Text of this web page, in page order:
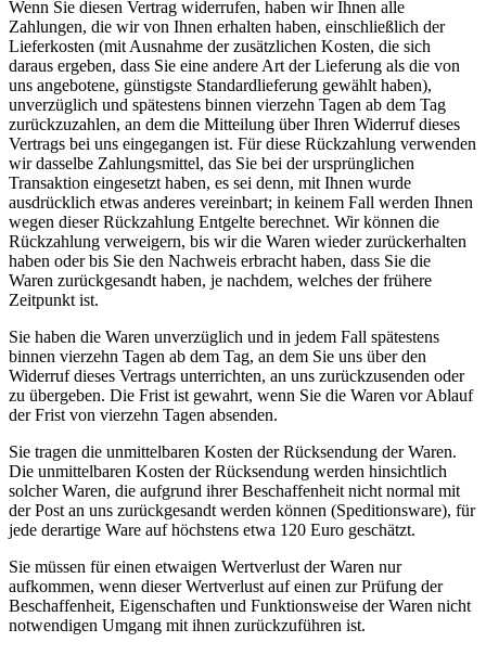
Wenn Sie diesen Vertrag widerrufen, haben wir Ihnen alle
Zahlungen, die wir von Ihnen erhalten haben, einschließlich der
Lieferkosten (mit Ausnahme der zusätzlichen Kosten, die sich
daraus ergeben, dass Sie eine andere Art der Lieferung als die von
uns angebotene, günstigste Standardlieferung gewählt haben),
unverzüglich und spätestens binnen vierzehn Tagen ab dem Tag
zurückzuzahlen, an dem die Mitteilung über Ihren Widerruf dieses
Vertrags bei uns eingegangen ist. Für diese Rückzahlung verwenden
wir dasselbe Zahlungsmittel, das Sie bei der ursprünglichen
Transaktion eingesetzt haben, es sei denn, mit Ihnen wurde
ausdrücklich etwas anderes vereinbart; in keinem Fall werden Ihnen
wegen dieser Rückzahlung Entgelte berechnet. Wir können die
Rückzahlung verweigern, bis wir die Waren wieder zurückerhalten
haben oder bis Sie den Nachweis erbracht haben, dass Sie die
Waren zurückgesandt haben, je nachdem, welches der frühere
Zeitpunkt ist.
Sie haben die Waren unverzüglich und in jedem Fall spätestens
binnen vierzehn Tagen ab dem Tag, an dem Sie uns über den
Widerruf dieses Vertrags unterrichten, an uns zurückzusenden oder
zu übergeben. Die Frist ist gewahrt, wenn Sie die Waren vor Ablauf
der Frist von vierzehn Tagen absenden.
Sie tragen die unmittelbaren Kosten der Rücksendung der Waren.
Die unmittelbaren Kosten der Rücksendung werden hinsichtlich
solcher Waren, die aufgrund ihrer Beschaffenheit nicht normal mit
der Post an uns zurückgesandt werden können (Speditionsware), für
jede derartige Ware auf höchstens etwa 120 Euro geschätzt.
Sie müssen für einen etwaigen Wertverlust der Waren nur
aufkommen, wenn dieser Wertverlust auf einen zur Prüfung der
Beschaffenheit, Eigenschaften und Funktionsweise der Waren nicht
notwendigen Umgang mit ihnen zurückzuführen ist.